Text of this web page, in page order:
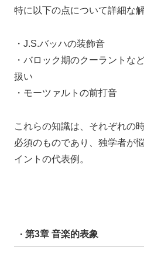
特に以下の点について詳細な
・J.S.バッハの装飾音
・バロック期のクーラントな
扱い
・モーツァルトの前打音
これらの知識は、それぞれの
必須のものであり、独学者が
イントの代表例。
· 第3章 音楽的表象